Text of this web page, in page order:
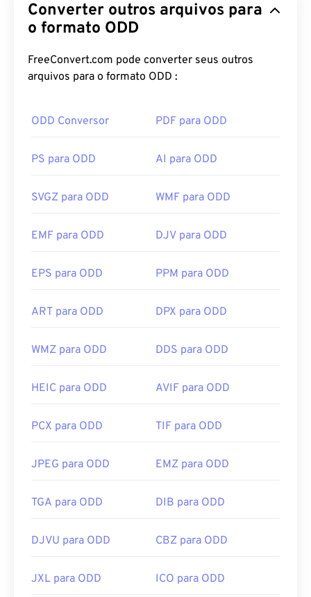
Converter outros arquivos para
o formato ODD
FreeConvert.com pode converter seus outros
arquivos para o formato ODD :
ODD Conversor PDF para ODD
PS para ODD AI para ODD
SVGZ para ODD WMF para ODD
EMF para ODD DJV para ODD
EPS para ODD PPM para ODD
ART para ODD DPX para ODD
WMZ para ODD DDS para ODD
HEIC para ODD AVIF para ODD
PCX para ODD TIF para ODD
JPEG para ODD EMZ para ODD
TGA para ODD DIB para ODD
DJVU para ODD CBZ para ODD
JXL para ODD ICO para ODD